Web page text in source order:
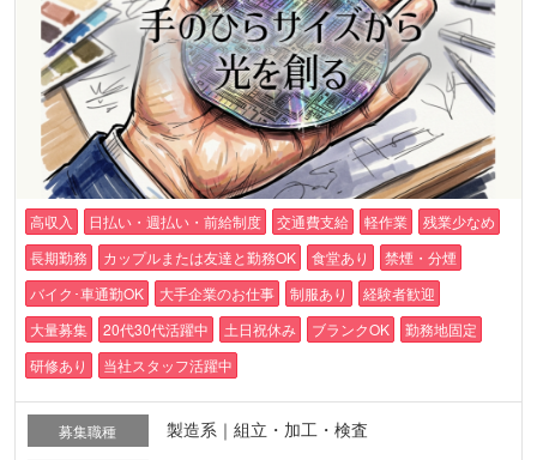
高収入 日払い・週払い・前給制度 交通費支給 軽作業
残業少なめ
長期勤務
カップルまたは友達と勤務OK 食堂あり
禁煙・分煙
バイク･車通勤OK
大手企業のお仕事 制服あり
経験者歓迎
大量募集
20代30代活躍中 土日祝休み ブランクOK
勤務地固定
研修あり
当社スタッフ活躍中
募集職種 製造系｜組立・加工・検査